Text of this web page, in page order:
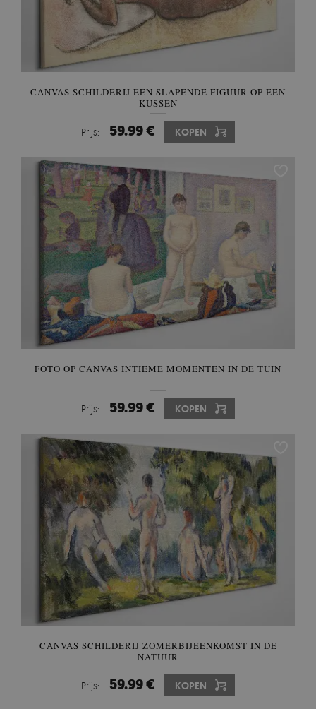
CANVAS SCHILDERIJ EEN SLAPENDE FIGUUR OP EEN
KUSSEN
Prijs: 59.99 € KOPEN
FOTO OP CANVAS INTIEME MOMENTEN IN DE TUIN
Prijs: 59.99 € KOPEN
CANVAS SCHILDERIJ ZOMERBIJEENKOMST IN DE
NATUUR
Prijs: 59.99 € KOPEN